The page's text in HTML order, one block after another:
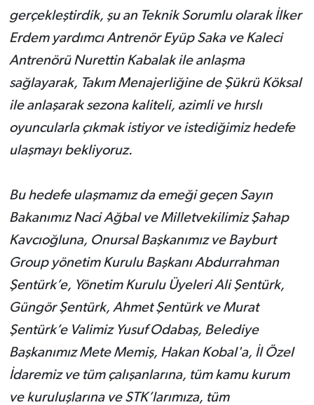
gerçekleştirdik, şu an Teknik Sorumlu olarak İlker
Erdem yardımcı Antrenör Eyüp Saka ve Kaleci
Antrenörü Nurettin Kabalak ile anlaşma
sağlayarak, Takım Menajerliğine de Şükrü Köksal
ile anlaşarak sezona kaliteli, azimli ve hırslı
oyuncularla çıkmak istiyor ve istediğimiz hedefe
ulaşmayı bekliyoruz.
Bu hedefe ulaşmamız da emeği geçen Sayın
Bakanımız Naci Ağbal ve Milletvekilimiz Şahap
Kavcıoğluna, Onursal Başkanımız ve Bayburt
Group yönetim Kurulu Başkanı Abdurrahman
Şentürk’e, Yönetim Kurulu Üyeleri Ali Şentürk,
Güngör Şentürk, Ahmet Şentürk ve Murat
Şentürk’e Valimiz Yusuf Odabaş, Belediye
Başkanımız Mete Memiş, Hakan Kobal'a, İl Özel
İdaremiz ve tüm çalışanlarına, tüm kamu kurum
ve kuruluşlarına ve STK’larımıza, tüm